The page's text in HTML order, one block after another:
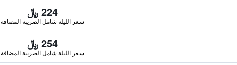
224 ﷼
سعر الليلة شامل الصريبة المضافة
254 ﷼
سعر الليلة شامل الصريبة المضافة